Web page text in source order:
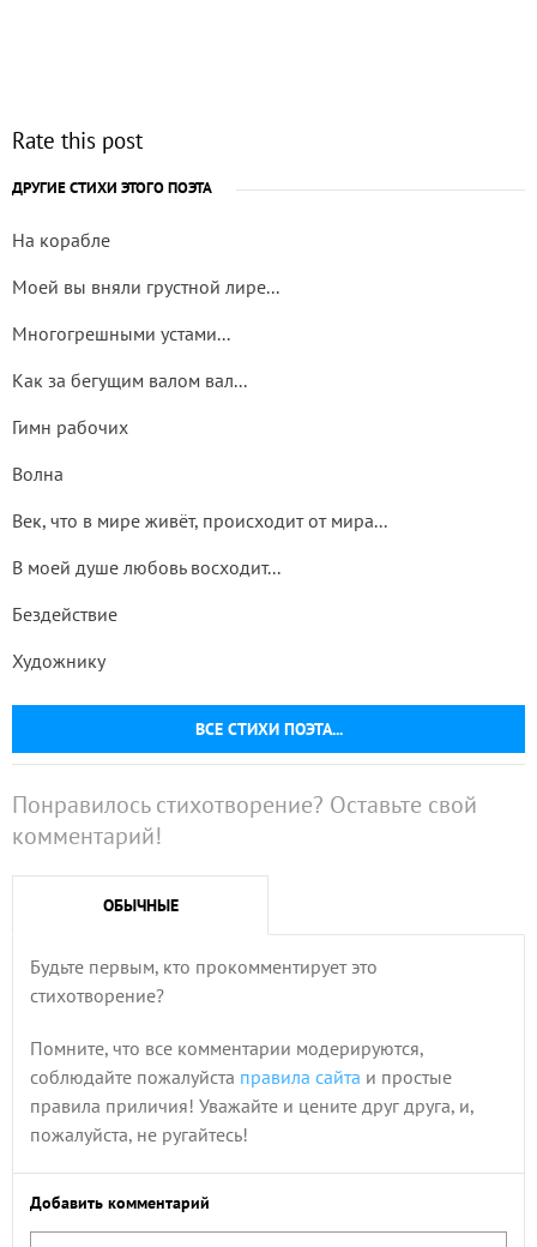
Rate this post
ДРУГИЕ СТИХИ ЭТОГО ПОЭТА
ВСЕ СТИХИ ПОЭТА...
На корабле
Моей вы вняли грустной лире...
Многогрешными устами...
Как за бегущим валом вал...
Гимн рабочих
Волна
Век, что в мире живёт, происходит от мира...
В моей душе любовь восходит...
Бездействие
Художнику
Понравилось стихотворение? Оставьте свой
комментарий!
ОБЫЧНЫЕ
Будьте первым, кто прокомментирует это
стихотворение?
Помните, что все комментарии модерируются,
соблюдайте пожалуйста правила сайта и простые
правила приличия! Уважайте и цените друг друга, и,
пожалуйста, не ругайтесь!
Добавить комментарий